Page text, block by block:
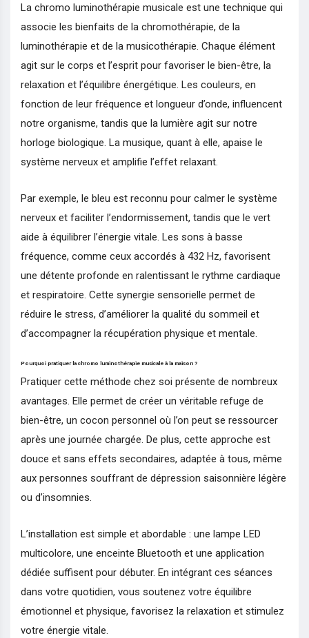
La chromo luminothérapie musicale est une technique qui
associe les bienfaits de la chromothérapie, de la
luminothérapie et de la musicothérapie. Chaque élément
agit sur le corps et l’esprit pour favoriser le bien-être, la
relaxation et l’équilibre énergétique. Les couleurs, en
fonction de leur fréquence et longueur d’onde, influencent
notre organisme, tandis que la lumière agit sur notre
horloge biologique. La musique, quant à elle, apaise le
système nerveux et amplifie l’effet relaxant.
Par exemple, le bleu est reconnu pour calmer le système
nerveux et faciliter l’endormissement, tandis que le vert
aide à équilibrer l’énergie vitale. Les sons à basse
fréquence, comme ceux accordés à 432 Hz, favorisent
une détente profonde en ralentissant le rythme cardiaque
et respiratoire. Cette synergie sensorielle permet de
réduire le stress, d’améliorer la qualité du sommeil et
d’accompagner la récupération physique et mentale.
Pourquoi pratiquer la chromo luminothérapie musicale à la maison ?
Pratiquer cette méthode chez soi présente de nombreux
avantages. Elle permet de créer un véritable refuge de
bien-être, un cocon personnel où l’on peut se ressourcer
après une journée chargée. De plus, cette approche est
douce et sans effets secondaires, adaptée à tous, même
aux personnes souffrant de dépression saisonnière légère
ou d’insomnies.
L’installation est simple et abordable : une lampe LED
multicolore, une enceinte Bluetooth et une application
dédiée suffisent pour débuter. En intégrant ces séances
dans votre quotidien, vous soutenez votre équilibre
émotionnel et physique, favorisez la relaxation et stimulez
votre énergie vitale.